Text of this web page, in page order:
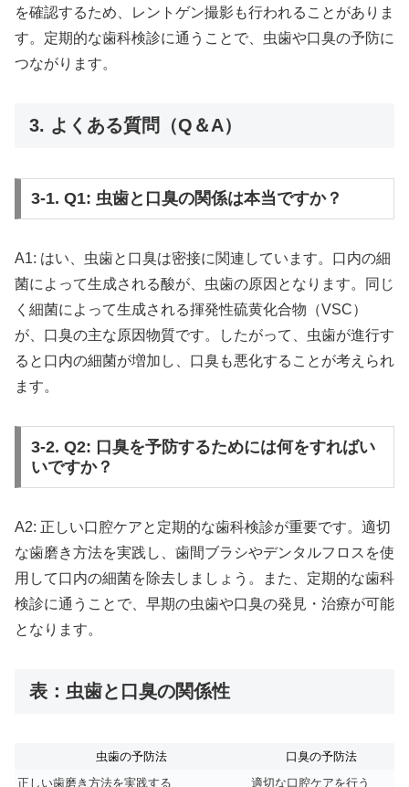
を確認するため、レントゲン撮影も行われることがありま
す。定期的な歯科検診に通うことで、虫歯や口臭の予防に
つながります。
3. よくある質問（Q＆A）
3-1. Q1: 虫歯と口臭の関係は本当ですか？
A1: はい、虫歯と口臭は密接に関連しています。口内の細
菌によって生成される酸が、虫歯の原因となります。同じ
く細菌によって生成される揮発性硫黄化合物（VSC）
が、口臭の主な原因物質です。したがって、虫歯が進行す
ると口内の細菌が増加し、口臭も悪化することが考えられ
ます。
3-2. Q2: 口臭を予防するためには何をすればい
いですか？
A2: 正しい口腔ケアと定期的な歯科検診が重要です。適切
な歯磨き方法を実践し、歯間ブラシやデンタルフロスを使
用して口内の細菌を除去しましょう。また、定期的な歯科
検診に通うことで、早期の虫歯や口臭の発見・治療が可能
となります。
表：虫歯と口臭の関係性
虫歯の予防法
口臭の予防法
正しい歯磨き方法を実践する
適切な口腔ケアを行う